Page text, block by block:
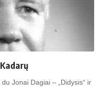
Jonai Dagiai – „Didysis“ ir